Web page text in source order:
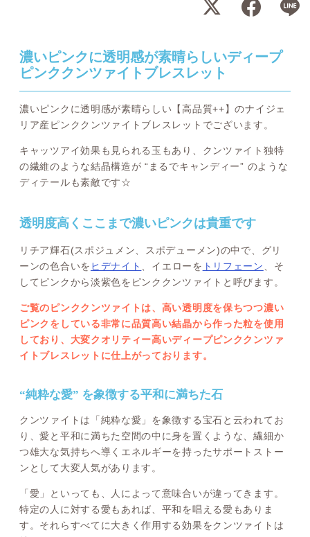
濃いピンクに透明感が素晴らしいディープ
ピンククンツァイトブレスレット
濃いピンクに透明感が素晴らしい【高品質++】のナイジェ
リア産ピンククンツァイトブレスレットでございます。
キャッツアイ効果も見られる玉もあり、クンツァイト独特
の繊維のような結晶構造が “まるでキャンディー” のような
ディテールも素敵です☆
透明度高くここまで濃いピンクは貴重です
リチア輝石(スポジュメン、スポデューメン)の中で、グリ
ーンの色合いを ヒデナイト 、イエローを トリフェーン
、そ
してピンクから淡紫色をピンククンツァイトと呼びます。
ご覧のピンククンツァイトは、高い透明度を保ちつつ濃い
ピンクをしている非常に品質高い結晶から作った粒を使用
しており、大変クオリティー高いディープピンククンツァ
イトブレスレットに仕上がっております。
“純粋な愛” を象徴する平和に満ちた石
クンツァイトは「純粋な愛」を象徴する宝石と云われてお
り、愛と平和に満ちた空間の中に身を置くような、繊細か
つ雄大な気持ちへ導くエネルギーを持ったサポートストー
ンとして大変人気があります。
「愛」といっても、人によって意味合いが違ってきます。
特定の人に対する愛もあれば、平和を唱える愛もありま
す。それらすべてに大きく作用する効果をクンツァイトは